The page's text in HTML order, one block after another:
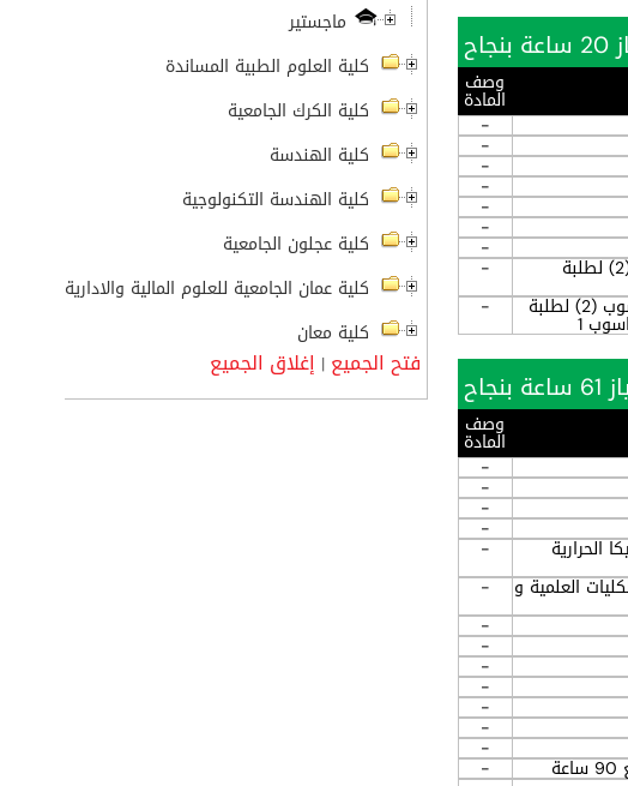
وصف
المادة
-
-
-
-
-
-
-
متزامن مع مهارات الحاسوب (2) لطلبة
-
متزامن مع مختبر مهارات حاسوب (2) لطلبة
1
-
وصف
المادة
-
-
-
-
الحرارية
-
لطلبة الكليات العلمية و
-
-
-
-
-
-
-
-
-
ماجستير
كلية العلوم الطبية المساندة
كلية الكرك الجامعية
كلية الهندسة
كلية الهندسة التكنولوجية
كلية عجلون الجامعية
كلية عمان الجامعية للعلوم المالية والادارية
كلية معان
فتح الجميع | إغلاق الجميع